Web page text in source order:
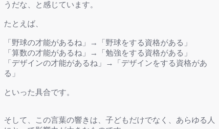
うだな、と感じています。
たとえば、
「野球の才能があるね」→「野球をする資格がある」
「算数の才能があるね」→「勉強をする資格がある」
「デザインの才能があるね」→「デザインをする資格があ
る」
といった具合です。
そして、この言葉の響きは、子どもだけでなく、あらゆる人